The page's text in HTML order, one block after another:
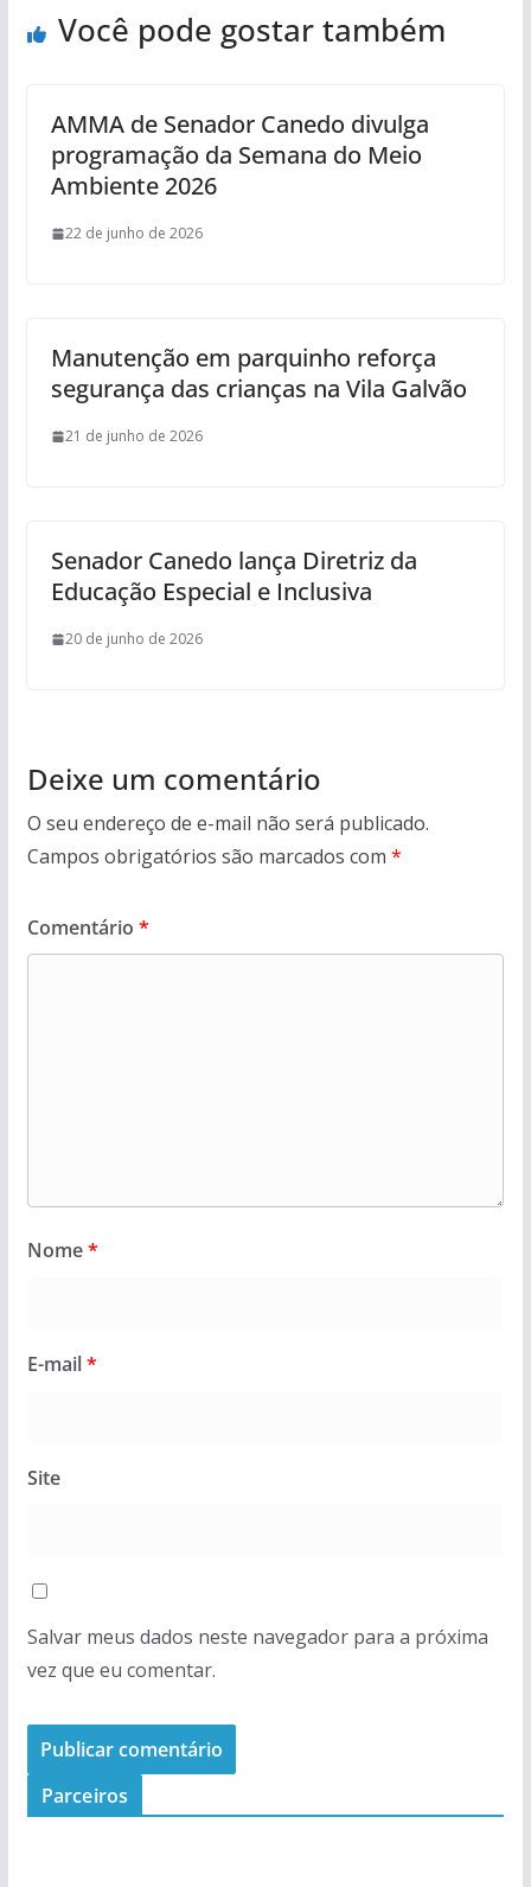
Você pode gostar também
AMMA de Senador Canedo divulga
programação da Semana do Meio
Ambiente 2026
22 de junho de 2026
Manutenção em parquinho reforça
segurança das crianças na Vila Galvão
21 de junho de 2026
Senador Canedo lança Diretriz da
Educação Especial e Inclusiva
20 de junho de 2026
Deixe um comentário
O seu endereço de e-mail não será publicado.
Campos obrigatórios são marcados com *
Comentário *
Nome*
E-mail*
Site
Salvar meus dados neste navegador para a próxima
vez que eu comentar.
Parceiros